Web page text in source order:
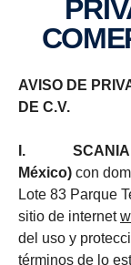
AVISO DE
DE C.V.
I. SCANIA
México) con
Lote 83 Parque
sitio de internet
del uso y
términos de lo